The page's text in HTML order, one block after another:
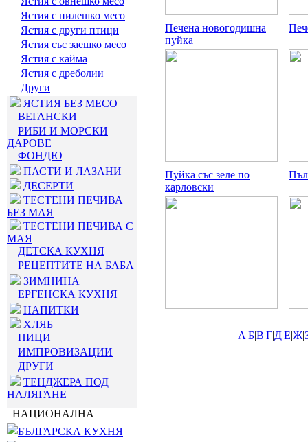
Ястия с пилешко месо
Ястия с други птици
Ястия със заешко месо
Ястия с кайма
Ястия с дреболии
Други
ЯСТИЯ БЕЗ МЕСО
ВЕГАНСКИ
РИБИ И МОРСКИ
ДАРОВЕ
ФОНДЮ
ПАСТИ И ЛАЗАНИ
ДЕСЕРТИ
ТЕСТЕНИ ПЕЧИВА
БЕЗ МАЯ
ТЕСТЕНИ ПЕЧИВА С
МАЯ
ДЕТСКА КУХНЯ
РЕЦЕПТИТЕ НА БАБА
ЗИМНИНА
ЕРГЕНСКА КУХНЯ
НАПИТКИ
ХЛЯБ
ПИЦИ
ИМПРОВИЗАЦИИ
ДРУГИ
ТЕНДЖЕРА ПОД
НАЛЯГАНЕ
НАЦИОНАЛНА
БЪЛГАРСКА КУХНЯ
Печена новогодишна
пуйка
Пуйка със зеле по
карловски
А|Б|В|Г|Д|Е|Ж|